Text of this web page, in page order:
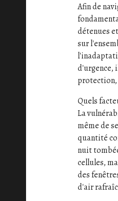
Afin de
détenues
sur
d'urgence,
protection,
Quels
La
même de
quantité
nuit
cellules,
des
d'air